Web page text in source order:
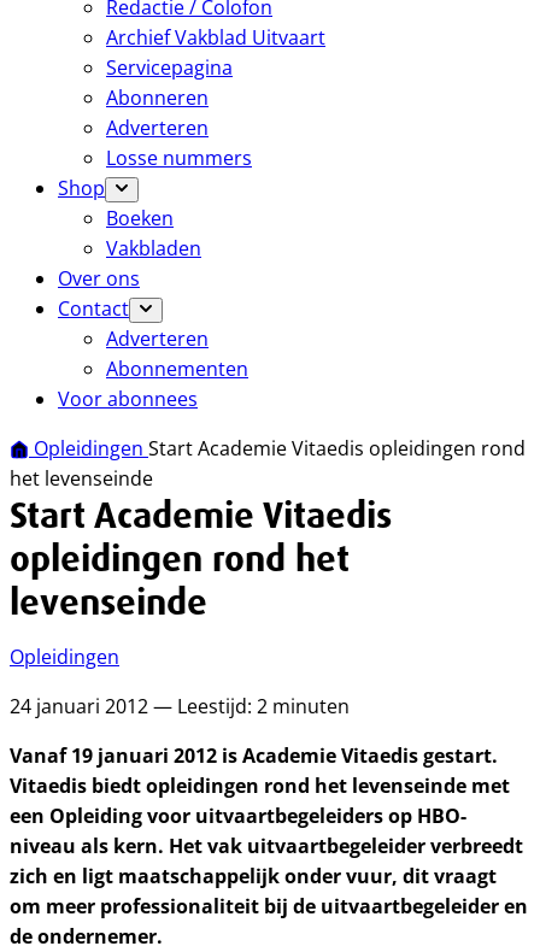
Redactie / Colofon
Archief Vakblad Uitvaart
Servicepagina
Abonneren
Adverteren
Losse nummers
Shop
Boeken
Vakbladen
Over ons
Contact
Adverteren
Abonnementen
Voor abonnees
Opleidingen Start Academie Vitaedis opleidingen rond
het levenseinde
Start Academie Vitaedis
opleidingen rond het
levenseinde
Opleidingen
24 januari 2012 — Leestijd: 2 minuten
Vanaf 19 januari 2012 is Academie Vitaedis gestart.
Vitaedis biedt opleidingen rond het levenseinde met
een Opleiding voor uitvaartbegeleiders op HBO-
niveau als kern. Het vak uitvaartbegeleider verbreedt
zich en ligt maatschappelijk onder vuur, dit vraagt
om meer professionaliteit bij de uitvaartbegeleider en
de ondernemer.